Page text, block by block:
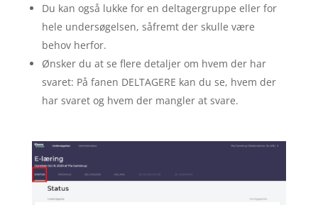
Du kan også lukke for en deltagergruppe eller for
hele undersøgelsen, såfremt der skulle være
behov herfor.
Ønsker du at se flere detaljer om hvem der har
svaret: På fanen DELTAGERE kan du se, hvem der
har svaret og hvem der mangler at svare.